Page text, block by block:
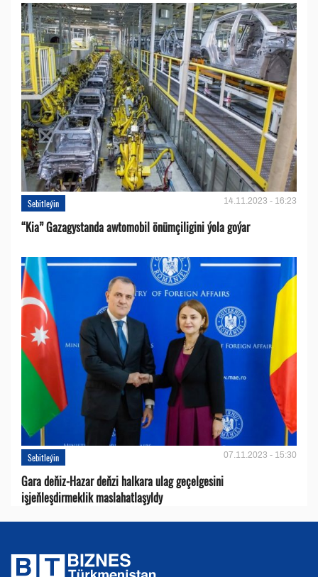
Sebitleýin 14.11.2023 - 16:23
“Kia” Gazagystanda awtomobil önümçiligini ýola goýar
Sebitleýin 07.11.2023 - 15:30
Gara deňiz-Hazar deňzi halkara ulag geçelgesini
işjeňleşdirmeklik maslahatlaşyldy